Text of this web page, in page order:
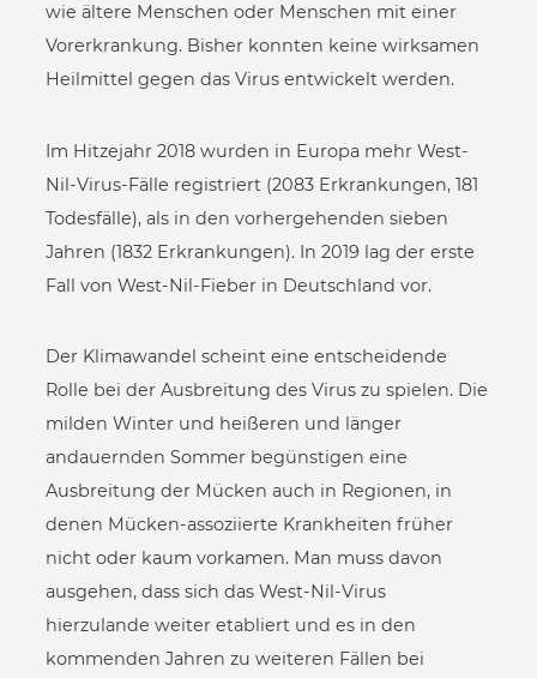
wie ältere Menschen oder Menschen mit einer
Vorerkrankung. Bisher konnten keine wirksamen
Heilmittel gegen das Virus entwickelt werden.
Im Hitzejahr 2018 wurden in Europa mehr West-
Nil-Virus-Fälle registriert (2083 Erkrankungen, 181
Todesfälle), als in den vorhergehenden sieben
Jahren (1832 Erkrankungen). In 2019 lag der erste
Fall von West-Nil-Fieber in Deutschland vor.
Der Klimawandel scheint eine entscheidende
Rolle bei der Ausbreitung des Virus zu spielen. Die
milden Winter und heißeren und länger
andauernden Sommer begünstigen eine
Ausbreitung der Mücken auch in Regionen, in
denen Mücken-assoziierte Krankheiten früher
nicht oder kaum vorkamen. Man muss davon
ausgehen, dass sich das West-Nil-Virus
hierzulande weiter etabliert und es in den
kommenden Jahren zu weiteren Fällen bei